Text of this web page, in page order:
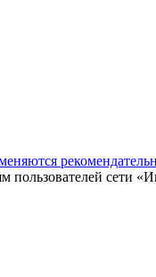
пользователей сети